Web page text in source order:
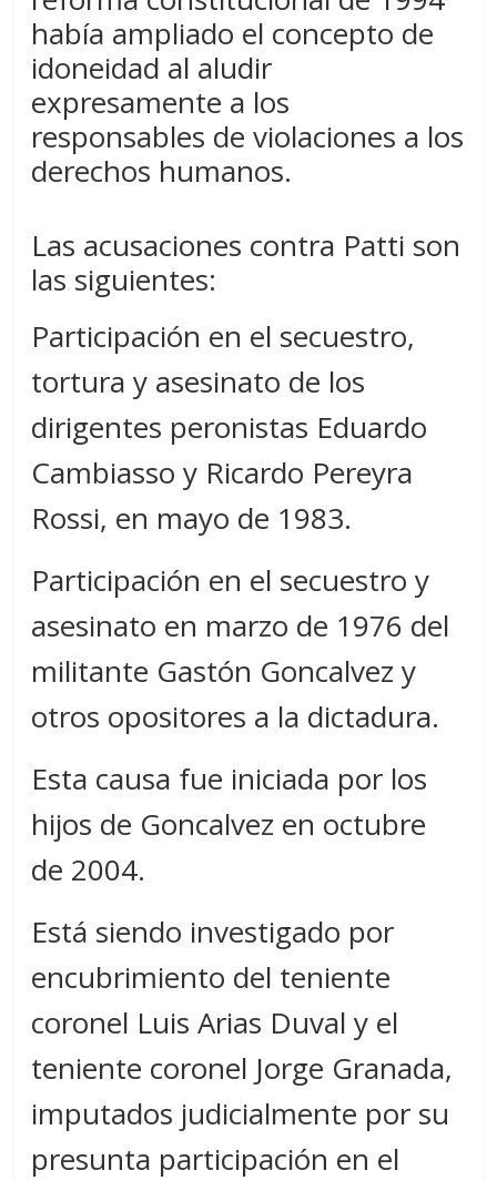
había ampliado el concepto de
idoneidad al aludir
expresamente a los
responsables de violaciones a los
derechos humanos.
Las acusaciones contra Patti son
las siguientes:
Participación en el secuestro,
tortura y asesinato de los
dirigentes peronistas Eduardo
Cambiasso y Ricardo Pereyra
Rossi, en mayo de 1983.
Participación en el secuestro y
asesinato en marzo de 1976 del
militante Gastón Goncalvez y
otros opositores a la dictadura.
Esta causa fue iniciada por los
hijos de Goncalvez en octubre
de 2004.
Está siendo investigado por
encubrimiento del teniente
coronel Luis Arias Duval y el
teniente coronel Jorge Granada,
imputados judicialmente por su
presunta participación en el